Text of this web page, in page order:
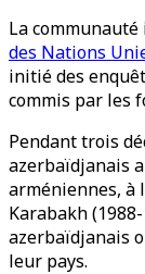
La
des Nations
initié des
commis par les
Pendant trois
azerbaïdjanais
arméniennes, à
Karabakh
azerbaïdjanais
leur pays.